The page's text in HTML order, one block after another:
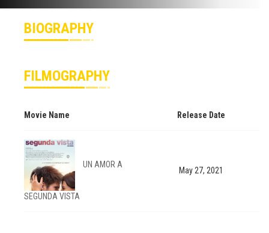
BIOGRAPHY
FILMOGRAPHY
Movie Name Release Date
UN AMOR A
SEGUNDA VISTA
May 27, 2021